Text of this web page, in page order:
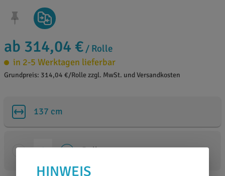
ab 314,04 € / Rolle
in 2-5 Werktagen lieferbar
Grundpreis: 314,04 €/Rolle zzgl. MwSt. und Versandkosten
137 cm
Rollen
HINWEIS